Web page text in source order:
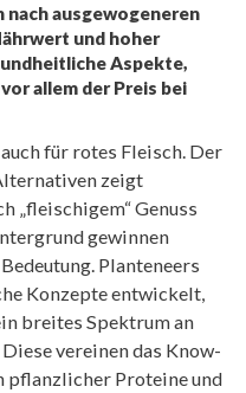
nach ausgewogeneren
und hoher
Aspekte,
allem der Preis bei
für rotes Fleisch. Der
zeigt
„fleischigem“ Genuss
gewinnen
Planteneers
Konzepte entwickelt,
breites Spektrum an
vereinen das Know-
pflanzlicher Proteine und